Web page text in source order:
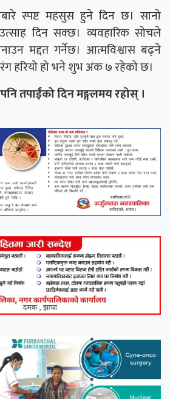
स्पष्ट महसुस हुने दिन छ। सानो
दिन सक्छ। व्यवहारिक सोचले
मद्दत गर्नेछ। आत्मविश्वास बढ्ने
हो भने शुभ अंक ७ रहेको छ।
तपाईंको दिन मङ्गलमय रहोस् ।